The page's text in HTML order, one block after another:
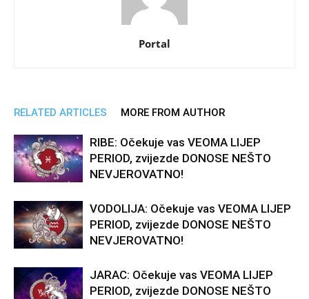
Portal
RELATED ARTICLES MORE FROM AUTHOR
RIBE: Očekuje vas VEOMA LIJEP
PERIOD, zvijezde DONOSE NEŠTO
NEVJEROVATNO!
VODOLIJA: Očekuje vas VEOMA LIJEP
PERIOD, zvijezde DONOSE NEŠTO
NEVJEROVATNO!
JARAC: Očekuje vas VEOMA LIJEP
PERIOD, zvijezde DONOSE NEŠTO